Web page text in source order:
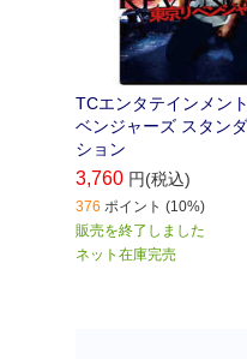
TCエンタテインメン
ベンジャーズ スタン
ション
3,760 円(税込)
376 ポイント (10%)
販売を終了しました
ネット在庫完売